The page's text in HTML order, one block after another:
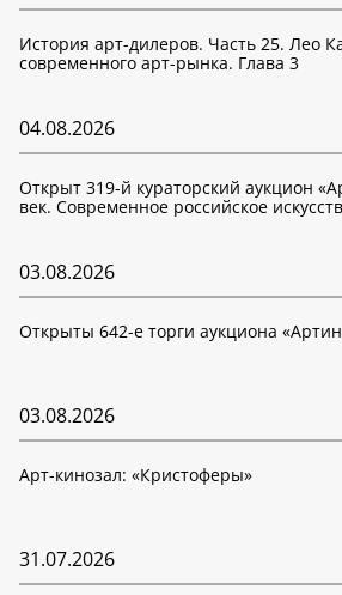
История арт-дилеров. Часть 25. Лео
современного арт-рынка. Глава 3
04.08.2026
Открыт 319-й кураторский аукцион
век. Современное российское
03.08.2026
Открыты 642-е торги аукциона
03.08.2026
Арт-кинозал: «Кристоферы»
31.07.2026